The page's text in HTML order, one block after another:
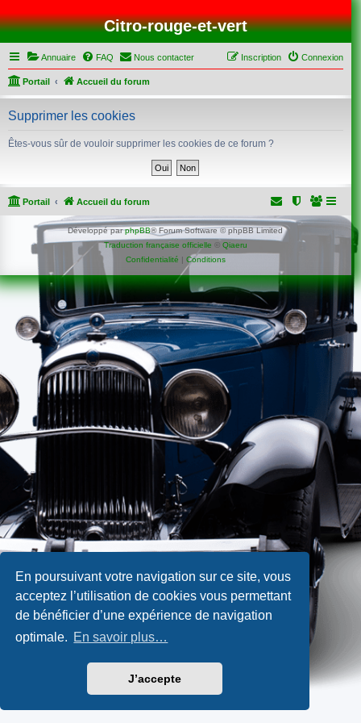
En poursuivant votre navigation sur ce site, vous
acceptez l’utilisation de cookies vous permettant
de bénéficier d’une expérience de navigation
optimale. En savoir plus…
J’accepte
Citro-rouge-et-vert
Annuaire FAQ Nous contacter Connexion
Inscription
Portail Accueil du forum
Supprimer les cookies
Êtes-vous sûr de vouloir supprimer les cookies de ce forum ?
Portail Accueil du forum
Développé parphpBB® Forum Software © phpBB Limited
Traduction française officielle © Qiaeru
Confidentialité | Conditions